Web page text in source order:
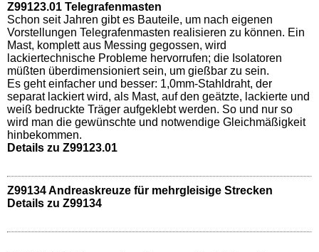
Z99123.01 Telegrafenmasten
Schon seit Jahren gibt es Bauteile, um nach eigenen
Vorstellungen Telegrafenmasten realisieren zu können. Ein
Mast, komplett aus Messing gegossen, wird
lackiertechnische Probleme hervorrufen; die Isolatoren
müßten überdimensioniert sein, um gießbar zu sein.
Es geht einfacher und besser: 1,0mm-Stahldraht, der
separat lackiert wird, als Mast, auf den geätzte, lackierte und
weiß bedruckte Träger aufgeklebt werden. So und nur so
wird man die gewünschte und notwendige Gleichmäßigkeit
hinbekommen.
Details zu Z99123.01
Z99134 Andreaskreuze für mehrgleisige Strecken
Details zu Z99134